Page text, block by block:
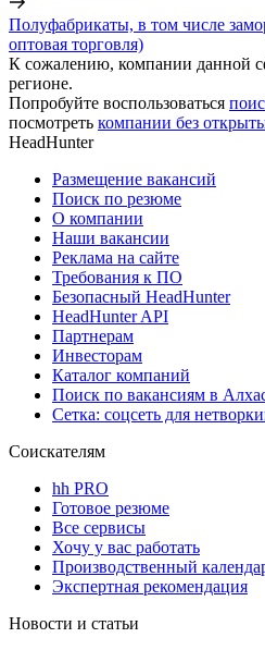
Полуфабрикаты, в том числе
оптовая торговля)
К сожалению, компании данной
регионе.
Попробуйте воспользоваться
посмотреть компании без
HeadHunter
Размещение вакансий
Поиск по резюме
О компании
Наши вакансии
Реклама на сайте
Требования к ПО
Безопасный HeadHunter
HeadHunter API
Партнерам
Инвесторам
Каталог компаний
Поиск по вакансиям в
Сетка: соцсеть для
Соискателям
hh PRO
Готовое резюме
Все сервисы
Хочу у вас работать
Производственный
Экспертная рекомендация
Новости и статьи